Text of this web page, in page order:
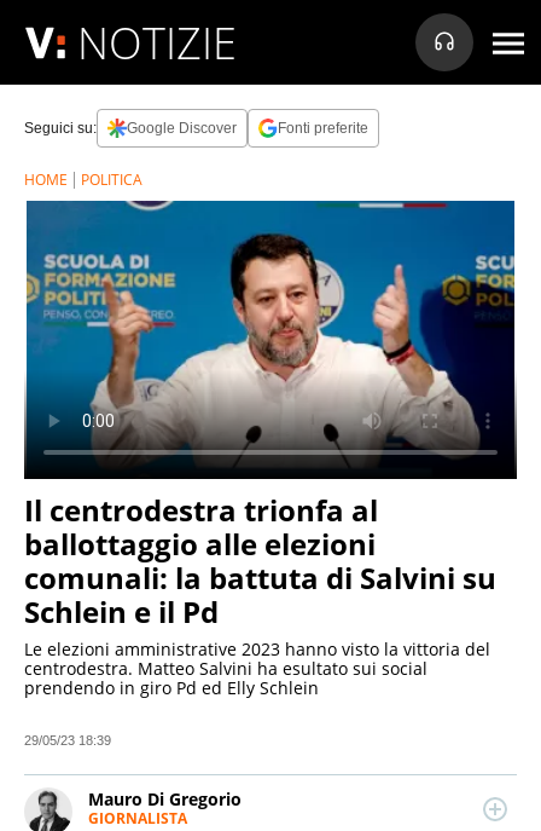
NOTIZIE
Seguici su: Google Discover Fonti preferite
HOME POLITICA
Il centrodestra trionfa al
ballottaggio alle elezioni
comunali: la battuta di Salvini su
Schlein e il Pd
Le elezioni amministrative 2023 hanno visto la vittoria del
centrodestra. Matteo Salvini ha esultato sui social
prendendo in giro Pd ed Elly Schlein
29/05/23 18:39
Mauro Di Gregorio
GIORNALISTA